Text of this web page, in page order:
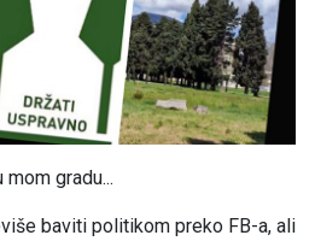
mom gradu...
baviti politikom preko FB-a, ali